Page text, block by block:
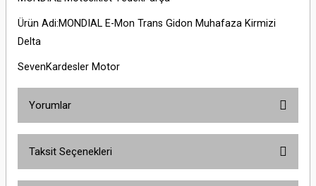
Ürün Adi:MONDIAL E-Mon Trans Gidon Muhafaza Kirmizi
Delta
SevenKardesler Motor
Yorumlar
Taksit Seçenekleri